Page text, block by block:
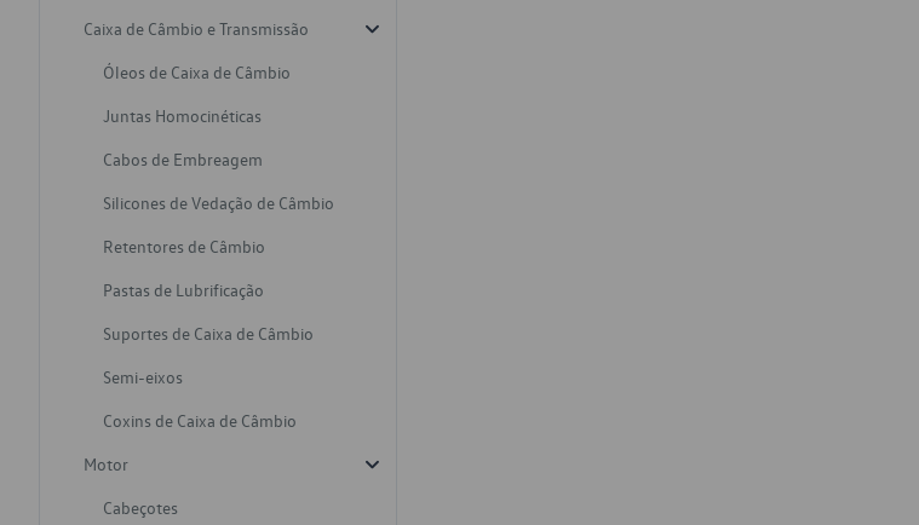
Caixa de Câmbio e Transmissão
Óleos de Caixa de Câmbio
Juntas Homocinéticas
Cabos de Embreagem
Silicones de Vedação de Câmbio
Retentores de Câmbio
Pastas de Lubrificação
Suportes de Caixa de Câmbio
Semi-eixos
Coxins de Caixa de Câmbio
Motor
Cabeçotes